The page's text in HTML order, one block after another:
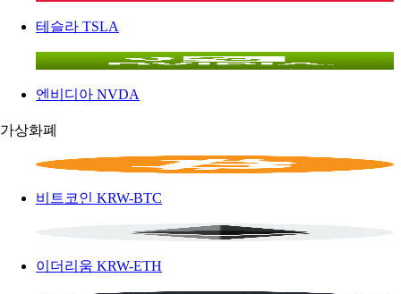
테슬라 TSLA
엔비디아 NVDA
가상화폐
비트코인 KRW-BTC
이더리움 KRW-ETH